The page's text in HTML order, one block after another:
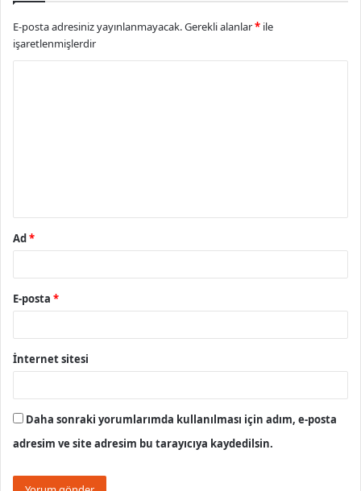
E-posta adresiniz yayınlanmayacak.Gerekli alanlar* ile
işaretlenmişlerdir
Ad*
E-posta *
İnternet sitesi
Daha sonraki yorumlarımda kullanılması için adım, e-posta
adresim ve site adresim bu tarayıcıya kaydedilsin.